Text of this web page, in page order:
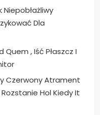
Dla
, Iść Płaszcz I
Czerwony Atrament
Hol Kiedy It